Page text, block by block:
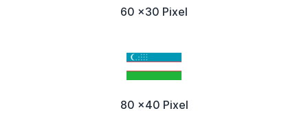
60 x30 Pixel
80 x40 Pixel